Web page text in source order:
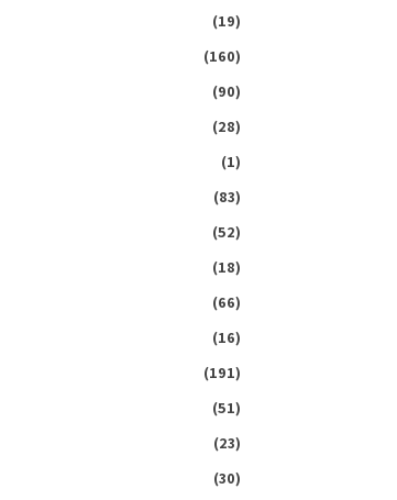
(19)
(160)
(90)
(28)
(1)
(83)
(52)
(18)
(66)
(16)
(191)
(51)
(23)
(30)